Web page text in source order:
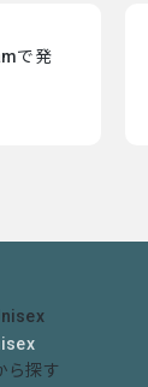
で発